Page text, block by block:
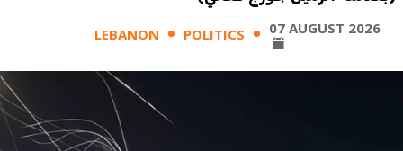
LEBANON POLITICS 07 AUGUST 2026